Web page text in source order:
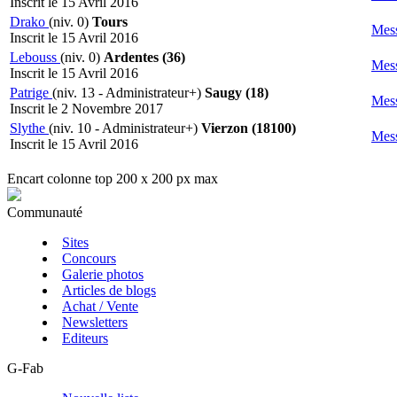
Drako (niv. 0) Tours
Inscrit le 15 Avril 2016
Lebouss (niv. 0) Ardentes (36)
Inscrit le 15 Avril 2016
Patrige (niv. 13 - Administrateur+) Saugy (18)
Inscrit le 2 Novembre 2017
Slythe (niv. 10 - Administrateur+) Vierzon (18100)
Inscrit le 15 Avril 2016
Encart colonne top 200 x 200 px max
Communauté
Sites
Concours
Galerie photos
Articles de blogs
Achat / Vente
Newsletters
Editeurs
G-Fab